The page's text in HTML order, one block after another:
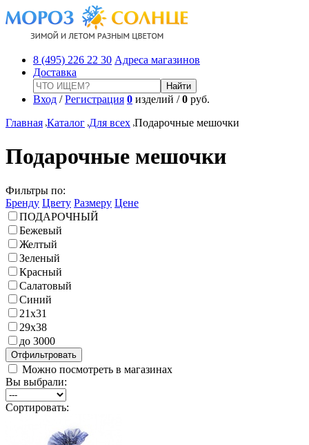
8 (495) 226 22 30 Адреса магазинов
Доставка
Вход /Регистрация 0 изделий /0 руб.
Главная Каталог Для всех Подарочные мешочки
Подарочные мешочки
Фильтры по:
Бренду Цвету Размеру Цене
ПОДАРОЧНЫЙ
Бежевый
Желтый
Зеленый
Красный
Салатовый
Синий
21х31
29х38
до 3000
Можно посмотреть в магазинах
Вы выбрали:
Сортировать: